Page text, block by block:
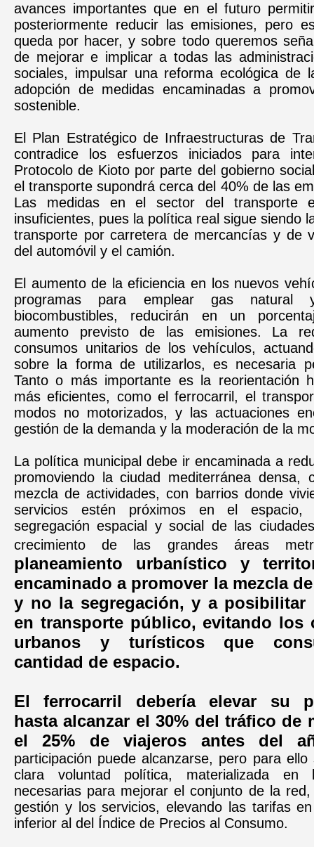
avances importantes que en el futuro
posteriormente reducir las emisiones, pero
queda por hacer, y sobre todo queremos
de mejorar e implicar a todas las
sociales, impulsar una reforma ecológica de
adopción de medidas encaminadas a
sostenible.
El Plan Estratégico de Infraestructuras de
contradice los esfuerzos iniciados para
Protocolo de Kioto por parte del gobierno
el transporte supondrá cerca del 40% de las
Las medidas en el sector del transporte
insuficientes, pues la política real sigue siendo
transporte por carretera de mercancías y de
del automóvil y el camión.
El aumento de la eficiencia en los nuevos
programas para emplear gas natural
biocombustibles, reducirán en un
aumento previsto de las emisiones. La
consumos unitarios de los vehículos,
sobre la forma de utilizarlos, es necesaria
Tanto o más importante es la reorientación
más eficientes, como el ferrocarril, el
modos no motorizados, y las actuaciones
gestión de la demanda y la moderación de la
La política municipal debe ir encaminada a
promoviendo la ciudad mediterránea densa,
mezcla de actividades, con barrios donde
servicios estén próximos en el espacio,
segregación espacial y social de las
crecimiento de las grandes áreas
planeamiento urbanístico y
encaminado a promover la mezcla
y no la segregación, y a posibilitar
en transporte público, evitando los
urbanos y turísticos que
cantidad de espacio.
El ferrocarril debería elevar su
hasta alcanzar el 30% del tráfico de
el 25% de viajeros antes del
participación puede alcanzarse, pero para
clara voluntad política, materializada en
necesarias para mejorar el conjunto de la
gestión y los servicios, elevando las tarifas
inferior al del Índice de Precios al Consumo.